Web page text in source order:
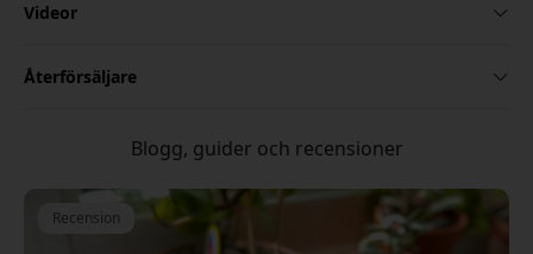
Videor
Återförsäljare
Blogg, guider och recensioner
Recension